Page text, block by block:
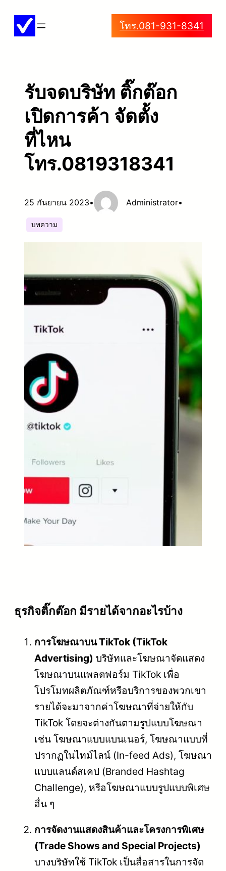
โทร.081-931-8341
รับจดบริษัท ติ๊กต๊อก
เปิดการค้า จัดตั้ง
ที่ไหน
โทร.0819318341
25 กันยายน 2023• Administrator•
บทความ
ธุรกิจติ๊กต๊อก มีรายได้จากอะไรบ้าง
การโฆษณาบน TikTok (TikTok
Advertising) บริษัทและโฆษณาจัดแสดง
โฆษณาบนแพลตฟอร์ม TikTok เพื่อ
โปรโมทผลิตภัณฑ์หรือบริการของพวกเขา
รายได้จะมาจากค่าโฆษณาที่จ่ายให้กับ
TikTok โดยจะต่างกันตามรูปแบบโฆษณา
เช่น โฆษณาแบบแบนเนอร์, โฆษณาแบบที่
ปรากฏในไทม์ไลน์ (In-feed Ads), โฆษณา
แบบแลนด์สเคป (Branded Hashtag
Challenge), หรือโฆษณาแบบรูปแบบพิเศษ
อื่น ๆ
การจัดงานแสดงสินค้าและโครงการพิเศษ
(Trade Shows and Special Projects)
บางบริษัทใช้ TikTok เป็นสื่อสารในการจัด